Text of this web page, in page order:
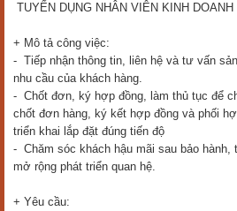
TUYỂN DỤNG NHÂN VIÊN KINH DOANH
+ Mô tả công việc:
- Tiếp nhận thông tin, liên hệ và tư vấn
nhu cầu của khách hàng.
- Chốt đơn, ký hợp đồng, làm thủ tục để
chốt đơn hàng, ký kết hợp đồng và phối
triển khai lắp đặt đúng tiến độ
- Chăm sóc khách hậu mãi sau bảo hành,
mở rộng phát triển quan hệ.
+ Yêu cầu: